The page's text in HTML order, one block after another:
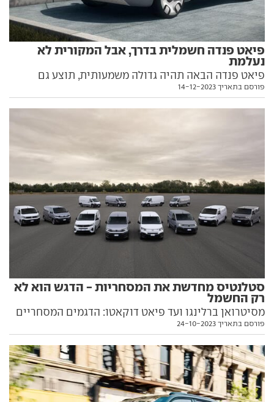
פיאט פנדה חשמלית בדרך, אבל המקורית לא
נעלמת
פיאט פנדה הבאה תהיה גדולה משמעותית, תוצע גם
בגרסה חשמלית ועם תג-מחיר שמבטיח להיות אטרקטיבי.
פורסם בתאריך 14-12-2023
סטלנטיס מחדשת את המסחריות - הדגש הוא לא
רק החשמל
מסיטרואן ברלינגו ועד פיאט דוקאטו: הדגמים המסחריים
של קונצרן סטלנטיס זוכים למקצה שיפורים עיצובי
פורסם בתאריך 24-10-2023